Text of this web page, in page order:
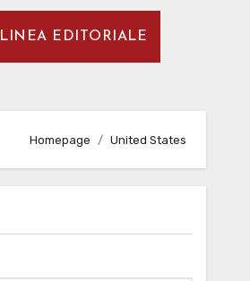
LINEA EDITORIALE
Homepage United States